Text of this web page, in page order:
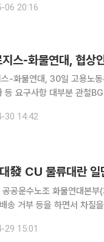
다는 방침이다. 6일 유통업계
06 20:16
스-화물연대, 협상
-화물연대, 30일 고용노
등 요구사항 대부분 관철
갈등이 협상 타결로 일단락
30 14:42
공공운수노조 화물연대본
송 거부 등을 하면서 차질
하에 조인식을 마친 뒤 물
29 15:01